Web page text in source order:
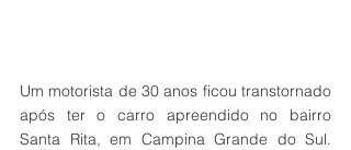
Um motorista de 30 anos ficou transtornado
após ter o carro apreendido no bairro
Santa Rita, em Campina Grande do Sul.